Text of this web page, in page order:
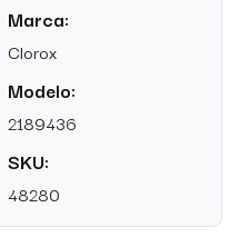
Marca:
Clorox
Modelo:
2189436
SKU:
48280